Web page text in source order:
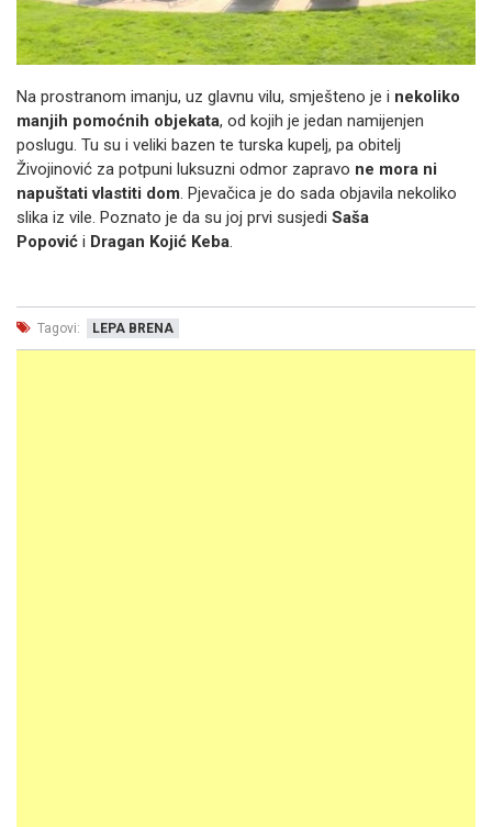
Na prostranom imanju, uz glavnu vilu, smješteno je i nekoliko
manjih pomoćnih objekata, od kojih je jedan namijenjen
poslugu. Tu su i veliki bazen te turska kupelj, pa obitelj
Živojinović za potpuni luksuzni odmor zapravo ne mora ni
napuštati vlastiti dom. Pjevačica je do sada objavila nekoliko
slika iz vile. Poznato je da su joj prvi susjedi Saša
Popović i Dragan Kojić Keba.
Tagovi: LEPA BRENA